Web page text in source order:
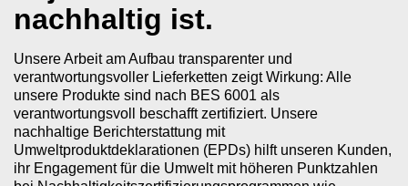
nachhaltig ist.
Unsere Arbeit am Aufbau transparenter und
verantwortungsvoller Lieferketten zeigt Wirkung: Alle
unsere Produkte sind nach BES 6001 als
verantwortungsvoll beschafft zertifiziert. Unsere
nachhaltige Berichterstattung mit
Umweltproduktdeklarationen (EPDs) hilft unseren Kunden,
ihr Engagement für die Umwelt mit höheren Punktzahlen